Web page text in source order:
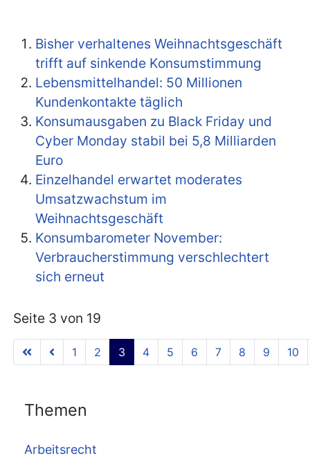
Bisher verhaltenes Weihnachtsgeschäft
trifft auf sinkende Konsumstimmung
Lebensmittelhandel: 50 Millionen
Kundenkontakte täglich
Konsumausgaben zu Black Friday und
Cyber Monday stabil bei 5,8 Milliarden
Euro
Einzelhandel erwartet moderates
Umsatzwachstum im
Weihnachtsgeschäft
Konsumbarometer November:
Verbraucherstimmung verschlechtert
sich erneut
Seite 3 von 19
1 2 3 4 5 6 7 8 9 10
Themen
Arbeitsrecht